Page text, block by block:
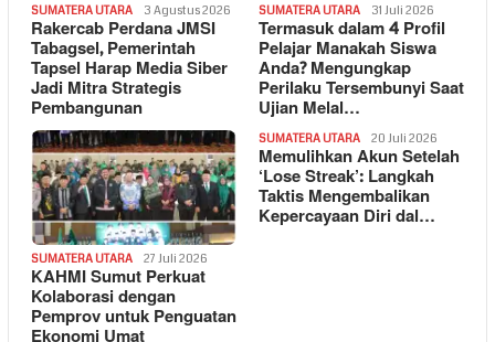
SUMATERA UTARA 3 Agustus 2026
Rakercab Perdana JMSI
Tabagsel, Pemerintah
Tapsel Harap Media Siber
Jadi Mitra Strategis
Pembangunan
SUMATERA UTARA 31 Juli 2026
Termasuk dalam 4 Profil
Pelajar Manakah Siswa
Anda? Mengungkap
Perilaku Tersembunyi Saat
Ujian Melal…
SUMATERA UTARA 27 Juli 2026
KAHMI Sumut Perkuat
Kolaborasi dengan
Pemprov untuk Penguatan
SUMATERA UTARA 20 Juli 2026
Memulihkan Akun Setelah
‘Lose Streak’: Langkah
Taktis Mengembalikan
Kepercayaan Diri dal…